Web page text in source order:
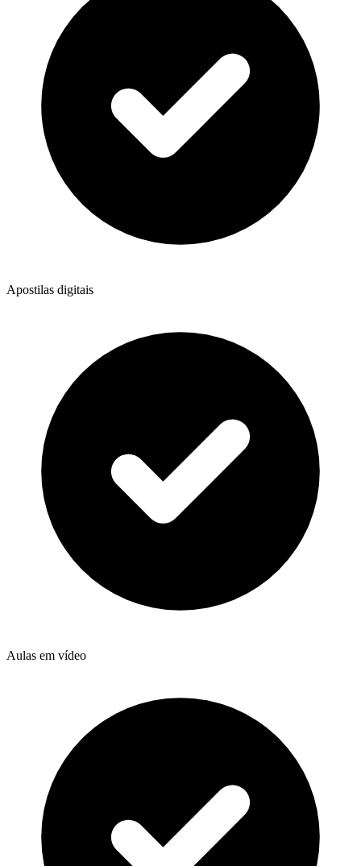
Apostilas digitais
Aulas em vídeo